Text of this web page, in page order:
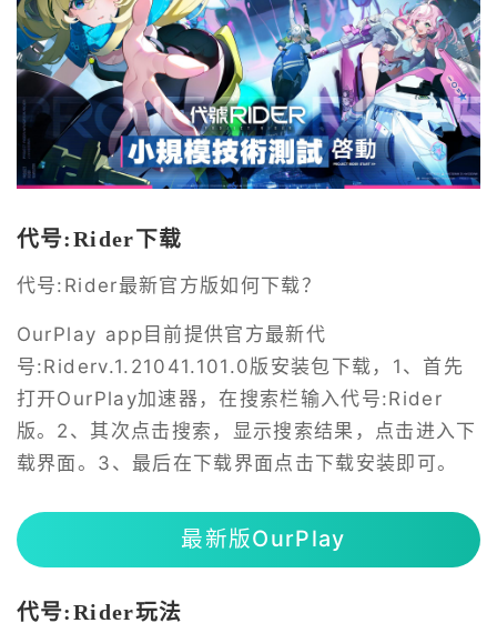
代号:Rider下载
代号:Rider最新官方版如何下载？
OurPlay app目前提供官方最新代
号:Riderv.1.21041.101.0版安装包下载，1、首先
打开OurPlay加速器，在搜索栏输入代号:Rider
版。2、其次点击搜索，显示搜索结果，点击进入下
载界面。3、最后在下载界面点击下载安装即可。
最新版OurPlay
代号:Rider玩法